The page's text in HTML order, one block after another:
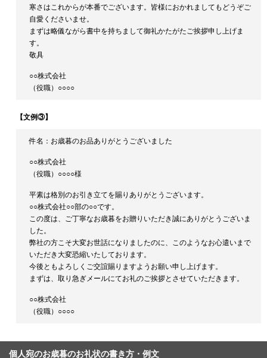
寒さはこれからが本番でございます。皆様におかれましてもどうぞご
自愛くださいませ。
まずは略儀ながら書中を持ちまして御礼かたがたご挨拶申し上げま
す。
敬具
○○株式会社
（役職）○○○○
【文例③】
件名：お歳暮のお品ありがとうございました
○○株式会社
（役職）○○○○様
平素は格別のお引き立てを賜りありがとうございます。
○○株式会社○○部の○○です。
この度は、ご丁寧なお歳暮をお贈りいただき誠にありがとうございま
した。
弊社の方こそ大変お世話になりましたのに、このようなお心遣いまで
いただき大変恐縮いたしております。
今後ともよろしくご交誼賜りますようお願い申し上げます。
まずは、取り急ぎメールにてお礼のご挨拶とさせていただきます。
○○株式会社
（役職）○○○○
個人宛のお歳暮のお礼状の書き方・例文